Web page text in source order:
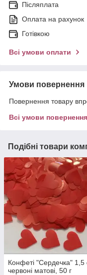
Післяплата
Оплата на рахунок
Готівкою
Всі умови оплати
Умови повернення
Повернення товару
Всі умови повернення
Подібні товари
Конфеті "Сердечка" 1,5
червоні матові, 50 г